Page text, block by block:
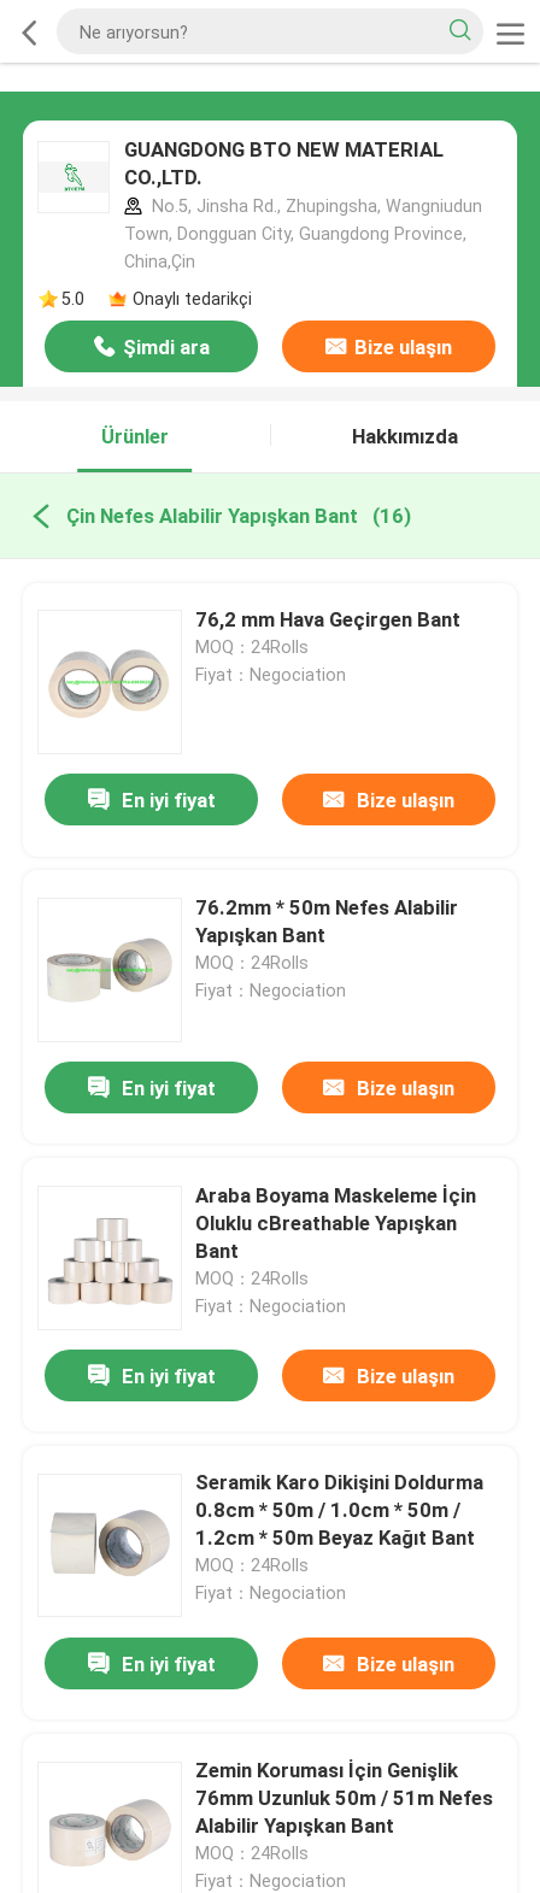
GUANGDONG BTO NEW MATERIAL
CO.,LTD.
No.5, Jinsha Rd., Zhupingsha, Wangniudun
Town, Dongguan City, Guangdong Province,
China,Çin
5.0
Onaylı tedarikçi
Şimdi ara Bize ulaşın
Ürünler Hakkımızda
Çin Nefes Alabilir Yapışkan Bant (16)
76,2 mm Hava Geçirgen Bant
MOQ：24Rolls
Fiyat：Negociation
En iyi fiyat Bize ulaşın
76.2mm * 50m Nefes Alabilir
Yapışkan Bant
MOQ：24Rolls
Fiyat：Negociation
En iyi fiyat Bize ulaşın
Araba Boyama Maskeleme İçin
Oluklu cBreathable Yapışkan
Bant
MOQ：24Rolls
Fiyat：Negociation
En iyi fiyat Bize ulaşın
Seramik Karo Dikişini Doldurma
0.8cm * 50m / 1.0cm * 50m /
1.2cm * 50m Beyaz Kağıt Bant
MOQ：24Rolls
Fiyat：Negociation
En iyi fiyat Bize ulaşın
Zemin Koruması İçin Genişlik
76mm Uzunluk 50m / 51m Nefes
Alabilir Yapışkan Bant
MOQ：24Rolls
Fiyat：Negociation